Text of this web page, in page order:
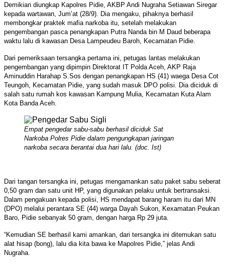
Demikian diungkap Kapolres Pidie, AKBP Andi Nugraha Setiawan Siregar
kepada wartawan, Jum’at (28/9). Dia mengaku, pihaknya berhasil
membongkar praktek mafia narkoba itu, setelah melakukan
pengembangan pasca penangkapan Putra Nanda bin M Daud beberapa
waktu lalu di kawasan Desa Lampeudeu Baroh, Kecamatan Pidie.
Dari pemeriksaan tersangka pertama ini, petugas lantas melakukan
pengembangan yang dipimpin Direktorat IT Polda Aceh, AKP Raja
Aminuddin Harahap S.Sos dengan penangkapan HS (41) waega Desa Cot
Teungoh, Kecamatan Pidie, yang sudah masuk DPO polisi. Dia diciduk di
salah satu rumah kos kawasan Kampung Mulia, Kecamatan Kuta Alam
Kota Banda Aceh.
Empat pengedar sabu-sabu berhasil diciduk Sat
Narkoba Polres Pidie dalam pengungkapan jaringan
narkoba secara berantai dua hari lalu. (doc. Ist)
Dari tangan tersangka ini, petugas mengamankan satu paket sabu seberat
0,50 gram dan satu unit HP, yang digunakan pelaku untuk bertransaksi.
Dalam pengakuan kepada polisi, HS mendapat barang haram itu dari MN
(DPO) melalui perantara SE (44) warga Dayah Sukon, Kexamatan Peukan
Baro, Pidie sebanyak 50 gram, dengan harga Rp 29 juta.
“Kemudian SE berhasil kami amankan, dari tersangka ini ditemukan satu
alat hisap (bong), lalu dia kita bawa ke Mapolres Pidie,” jelas Andi
Nugraha.